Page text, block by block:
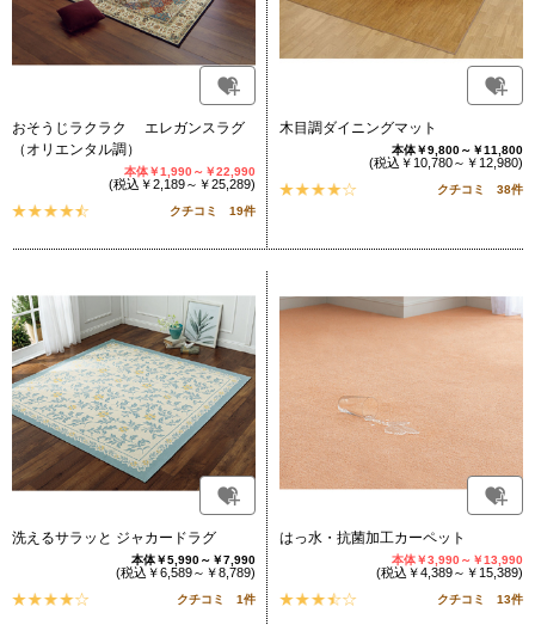
おそうじラクラク エレガンスラグ
（オリエンタル調）
本体￥1,990～￥22,990
(税込￥2,189～￥25,289)
クチコミ 19件
木目調ダイニングマット
本体￥9,800～￥11,800
(税込￥10,780～￥12,980)
クチコミ 38件
洗えるサラッと ジャカードラグ
本体￥5,990～￥7,990
(税込￥6,589～￥8,789)
クチコミ 1件
はっ水・抗菌加工カーペット
本体￥3,990～￥13,990
(税込￥4,389～￥15,389)
クチコミ 13件